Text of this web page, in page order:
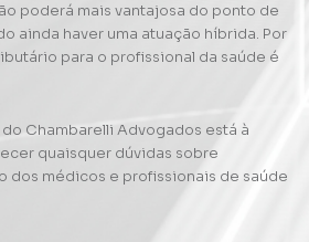
poderá mais vantajosa do ponto de
ainda haver uma atuação híbrida. Por
para o profissional da saúde é
Chambarelli Advogados está à
quaisquer dúvidas sobre
dos médicos e profissionais de saúde